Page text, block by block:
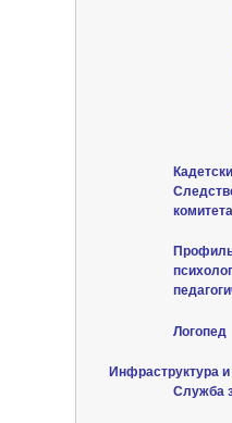
комитета
Логопед
Инфраструктура
Служба